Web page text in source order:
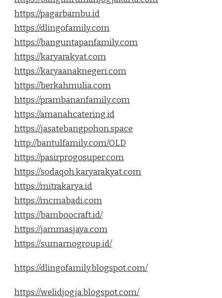
https://pagarbambu.id
https://dlingofamily.com
https://banguntapanfamily.com
https://karyarakyat.com
https://karyaanaknegeri.com
https://berkahmulia.com
https://prambananfamily.com
https://amanahcatering.id
https://jasatebangpohon.space
http://bantulfamily.com/OLD
https://pasirprogosuper.com
https://sodaqoh.karyarakyat.com
https://mitrakarya.id
https://mcmabadi.com
https://bamboocraft.id/
https://jammasjaya.com
https://sumarnogroup.id/
https://dlingofamily.blogspot.com/
https://welidjogja.blogspot.com/